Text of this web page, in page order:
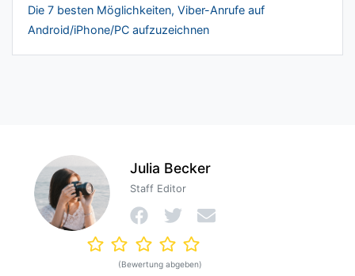
Die 7 besten Möglichkeiten, Viber-Anrufe auf
Android/iPhone/PC aufzuzeichnen
Julia Becker
Staff Editor
(Bewertung abgeben)